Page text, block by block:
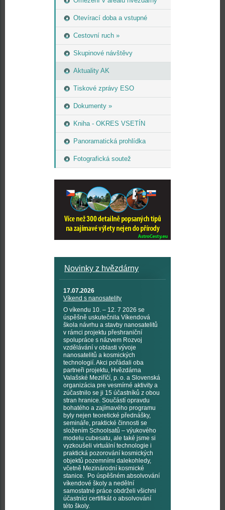
Otevírací doba a vstupné
Cestovní ruch »
Skupinové návštěvy
Aktuality AK
Tiskové zprávy ESO
Dokumenty »
Kniha - OKRES VSETÍN
Panoramatická prohlídka
Fotografická soutež
Novinky z hvězdárny
17.07.2026
Víkend s nanosatelity
O víkendu 10. – 12. 7 2026 se
úspěšně uskutečnila Víkendová
škola návrhu a stavby nanosatelitů
v rámci projektu přeshraniční
spolupráce s názvem Rozvoj
vzdělávání v oblasti vývoje
nanosatelitů a kosmických
technologií. Akci pořádali oba
partneři projektu, Hvězdárna
Valašské Meziříčí, p. o. a Slovenská
organizácia pre vesmírné aktivity a
zúčastnilo se ji 15 účastníků z obou
stran hranice. Součástí opravdu
bohatého a zajímavého programu
byly nejen teoretické přednášky,
semináře, praktické činnosti se
složením Schoolsatů – výukového
modelu cubesatu, ale také jsme si
vyzkoušeli virtuální technologie i
praktická pozorování kosmických
objektů pozemními dalekohledy,
včetně Mezinárodní kosmické
stanice. Po úspěšném absolvování
víkendové školy a nedělní
samostatné práce obdrželi všichni
účastníci certifikát o absolvování
této školy.